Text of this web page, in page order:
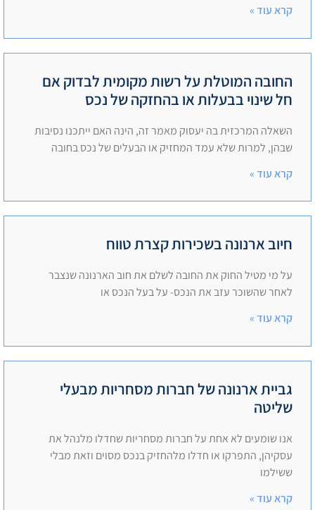
קרא עוד »
החובה המוטלת על רשות מקומית לבדוק אם
חל שינוי בבעלות או בהחזקה של נכס
השאלה המרכזית בה יעסוק מאמר זה, הינה האם ייתכנו נסיבות
שבהן, למרות שלא עמד המחזיק או הבעלים של נכס בחובה
קרא עוד »
חיוב ארנונה בשכירות קצרת טווח
על מי מטיל החוק את החובה לשלם את חוב הארנונה שנצבר
לאחר שהשוכר עזב את הנכס- על בעל הנכס או
קרא עוד »
גביית ארנונה של חברות מסחריות מבעלי
שליטה
אנו שומעים לא אחת על חברות מסחריות שחדלו מלנהל את
עסקיהן, התפרקו או חדלו מלהחזיק בנכס מסוים וזאת מבלי
ששילמו
קרא עוד »